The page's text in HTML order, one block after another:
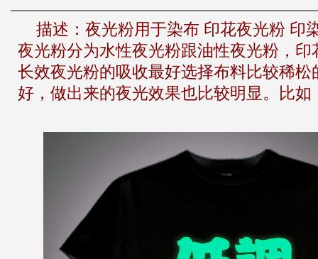
描述： 夜光粉用于染布 印花夜光粉 印
夜光粉分为水性夜光粉跟油性夜光粉，
长效夜光粉的吸收最好选择布料比较稀
好，做出来的夜光效果也比较明显。比如